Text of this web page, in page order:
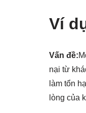
Ví
Vấn đề:
nại từ
làm tổn
lòng của